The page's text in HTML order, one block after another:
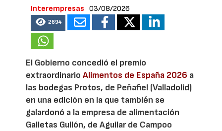
Interempresas
03/08/2026
2694
El Gobierno concedió el premio
extraordinarioAlimentos de España 2026 a
las bodegas Protos, de Peñafiel (Valladolid)
en una edición en la que también se
galardonó a la empresa de alimentación
Galletas Gullón, de Aguilar de Campoo